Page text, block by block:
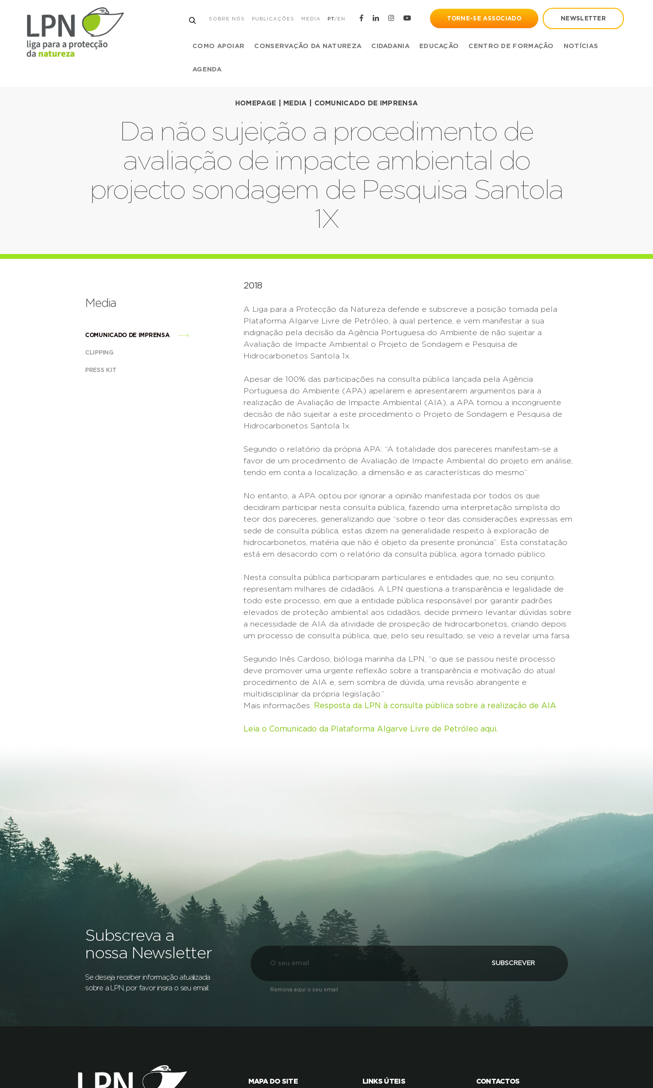
SOBRE NÓS PUBLICAÇÕES MEDIA PT/ EN TORNE-SE ASSOCIADO NEWSLETTER
COMO APOIAR CONSERVAÇÃO DA NATUREZA CIDADANIA EDUCAÇÃO CENTRO DE FORMAÇÃO NOTÍCIAS
AGENDA
HOMEPAGE MEDIA COMUNICADO DE IMPRENSA
Da não sujeição a procedimento de
avaliação de impacte ambiental do
projecto sondagem de Pesquisa Santola
1X
Media
COMUNICADO DE IMPRENSA
CLIPPING
PRESS KIT
2018
A Liga para a Protecção da Natureza defende e subscreve a posição tomada pela
Plataforma Algarve Livre de Petróleo, à qual pertence, e vem manifestar a sua
indignação pela decisão da Agência Portuguesa do Ambiente de não sujeitar a
Avaliação de Impacte Ambiental o Projeto de Sondagem e Pesquisa de
Hidrocarbonetos Santola 1x.
Apesar de 100% das participações na consulta pública lançada pela Agência
Portuguesa do Ambiente (APA) apelarem e apresentarem argumentos para a
realização de Avaliação de Impacte Ambiental (AIA), a APA tomou a incongruente
decisão de não sujeitar a este procedimento o Projeto de Sondagem e Pesquisa de
Hidrocarbonetos Santola 1x.
Segundo o relatório da própria APA: “A totalidade dos pareceres manifestam-se a
favor de um procedimento de Avaliação de Impacte Ambiental do projeto em análise,
tendo em conta a localização, a dimensão e as características do mesmo”.
No entanto, a APA optou por ignorar a opinião manifestada por todos os que
decidiram participar nesta consulta pública, fazendo uma interpretação simplista do
teor dos pareceres, generalizando que “sobre o teor das considerações expressas em
sede de consulta pública, estas dizem na generalidade respeito à exploração de
hidrocarbonetos, matéria que não é objeto da presente pronúncia”. Esta constatação
está em desacordo com o relatório da consulta pública, agora tornado público.
Nesta consulta pública participaram particulares e entidades que, no seu conjunto,
representam milhares de cidadãos. A LPN questiona a transparência e legalidade de
todo este processo, em que a entidade pública responsável por garantir padrões
elevados de proteção ambiental aos cidadãos, decide primeiro levantar dúvidas sobre
a necessidade de AIA da atividade de prospeção de hidrocarbonetos, criando depois
um processo de consulta pública, que, pelo seu resultado, se veio a revelar uma farsa.
Segundo Inês Cardoso, bióloga marinha da LPN, “o que se passou neste processo
deve promover uma urgente reflexão sobre a transparência e motivação do atual
procedimento de AIA e, sem sombra de dúvida, uma revisão abrangente e
multidisciplinar da própria legislação.”
Mais informações: Resposta da LPN à consulta pública sobre a realização de AIA
Leia o Comunicado da Plataforma Algarve Livre de Petróleo aqui.
Subscreva a
nossa Newsletter
Se deseja receber informação atualizada
sobre a LPN, por favor insira o seu email:
SUBSCREVER
Remova aqui o seu email
MAPA DO SITE LINKS ÚTEIS
CONTACTOS